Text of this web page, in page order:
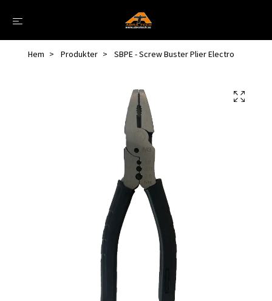
Hem Produkter SBPE - Screw Buster Plier Electro